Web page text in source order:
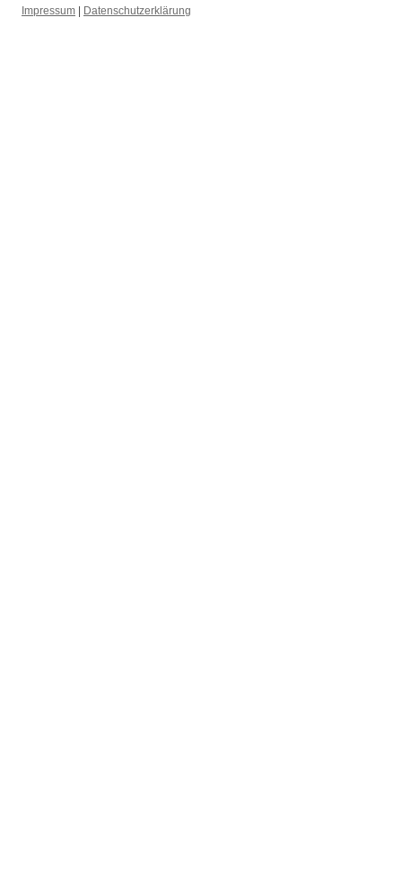
Impressum Datenschutzerklärung